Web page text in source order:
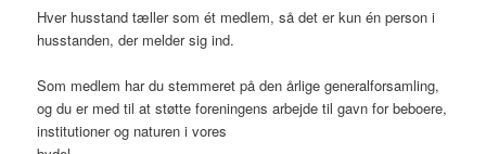
Hver husstand tæller som ét medlem, så det er kun én person i
husstanden, der melder sig ind.
Som medlem har du stemmeret på den årlige generalforsamling,
og du er med til at støtte foreningens arbejde til gavn for beboere,
institutioner og naturen i vores